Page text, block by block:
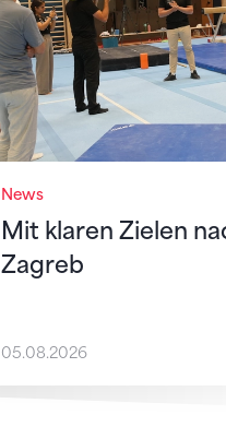
News
Mit klaren Zielen
Zagreb
05.08.2026